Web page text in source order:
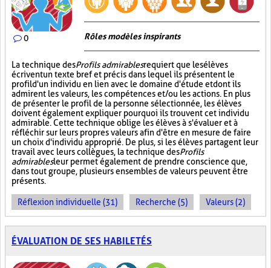
0 Rôles modèles inspirants
La technique desProfils admirablesrequiert que les élèves
écrivent un texte bref et précis dans lequel ils présentent le
profil d'un individu en lien avec le domaine d'étude et dont ils
admirent les valeurs, les compétences et/ou les actions. En plus
de présenter le profil de la personne sélectionnée, les élèves
doivent également expliquer pourquoi ils trouvent cet individu
admirable. Cette technique oblige les élèves à s'évaluer et à
réfléchir sur leurs propres valeurs afin d'être en mesure de faire
un choix d'individu approprié. De plus, si les élèves partagent leur
travail avec leurs collègues, la technique desProfils
admirablesleur permet également de prendre conscience que,
dans tout groupe, plusieurs ensembles de valeurs peuvent être
présents.
Réflexion individuelle (31) Recherche (5) Valeurs (2)
ÉVALUATION DE SES HABILETÉS